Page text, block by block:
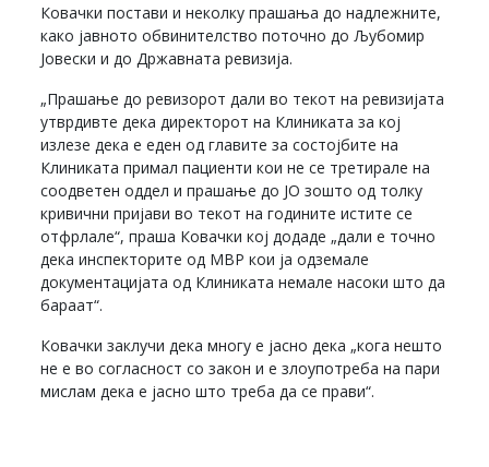
Ковачки постави и неколку прашања до надлежните,
како јавното обвинителство поточно до Љубомир
Јовески и до Државната ревизија.
„Прашање до ревизорот дали во текот на ревизијата
утврдивте дека директорот на Клиниката за кој
излезе дека е еден од главите за состојбите на
Клиниката примал пациенти кои не се третирале на
соодветен оддел и прашање до ЈО зошто од толку
кривични пријави во текот на годините истите се
отфрлале“, праша Ковачки кој додаде „дали е точно
дека инспекторите од МВР кои ја одземале
документацијата од Клиниката немале насоки што да
бараат“.
Ковачки заклучи дека многу е јасно дека „кога нешто
не е во согласност со закон и е злоупотреба на пари
мислам дека е јасно што треба да се прави“.